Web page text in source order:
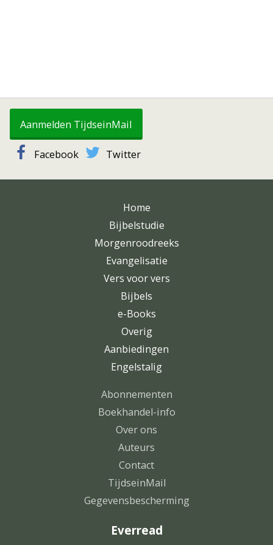
Aanmelden TijdseinMail
Facebook Twitter
Home
Bijbelstudie
Morgenroodreeks
Evangelisatie
Vers voor vers
Bijbels
e-Books
Overig
Aanbiedingen
Engelstalig
Abonnementen
Boekhandel-info
Over ons
Auteurs
Contact
TijdseinMail
Gegevensbescherming
Everread